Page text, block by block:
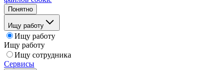
Понятно
Ищу работу
Ищу работу
Ищу работу
Ищу сотрудника
Сервисы